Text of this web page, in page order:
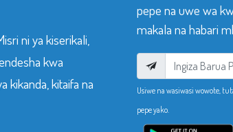
ni ya kiserikali,
kwa
kikanda, kitaifa na
pepe na uwe wa
makala na habari
Usiwe na wasiwasi wowote,
pepe yako.